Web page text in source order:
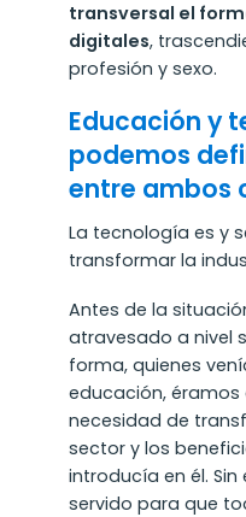
transversal el
digitales,
profesión y sexo.
Educación y
podemos
entre ambos
La tecnología es y
transformar la
Antes de la
atravesado a nivel
forma, quienes
educación,
necesidad de
sector y los
introducía en él.
servido para que